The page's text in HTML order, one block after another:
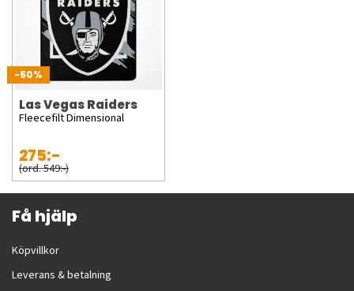
-50%
Las Vegas Raiders
Fleecefilt Dimensional
275:-
(ord. 549:-)
Få hjälp
Köpvillkor
Leverans & betalning